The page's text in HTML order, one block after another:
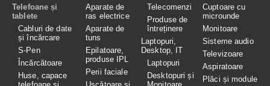
Telefoane și
tablete
Cabluri de date
și încărcare
S-Pen
Încărcătoare
Huse, capace
Aparate de
ras electrice
Aparate de
tuns
Epilatoare,
produse IPL
Perii faciale
Telecomenzi
Produse de
întreținere
Laptopuri,
Desktop, IT
Laptopuri
Desktopuri și
Cuptoare cu
microunde
Monitoare
Sisteme audio
Televizoare
Aspiratoare
Plăci și module